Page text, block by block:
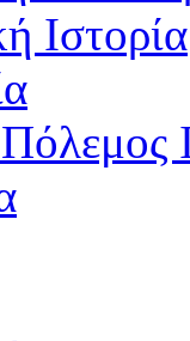
Ιστορία